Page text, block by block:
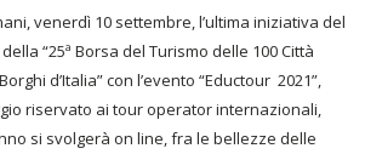
venerdì 10 settembre, l’ultima iniziativa del
“25ª Borsa del Turismo delle 100 Città
d’Italia” con l’evento “Eductour 2021”,
riservato ai tour operator internazionali,
si svolgerà on line, fra le bellezze delle